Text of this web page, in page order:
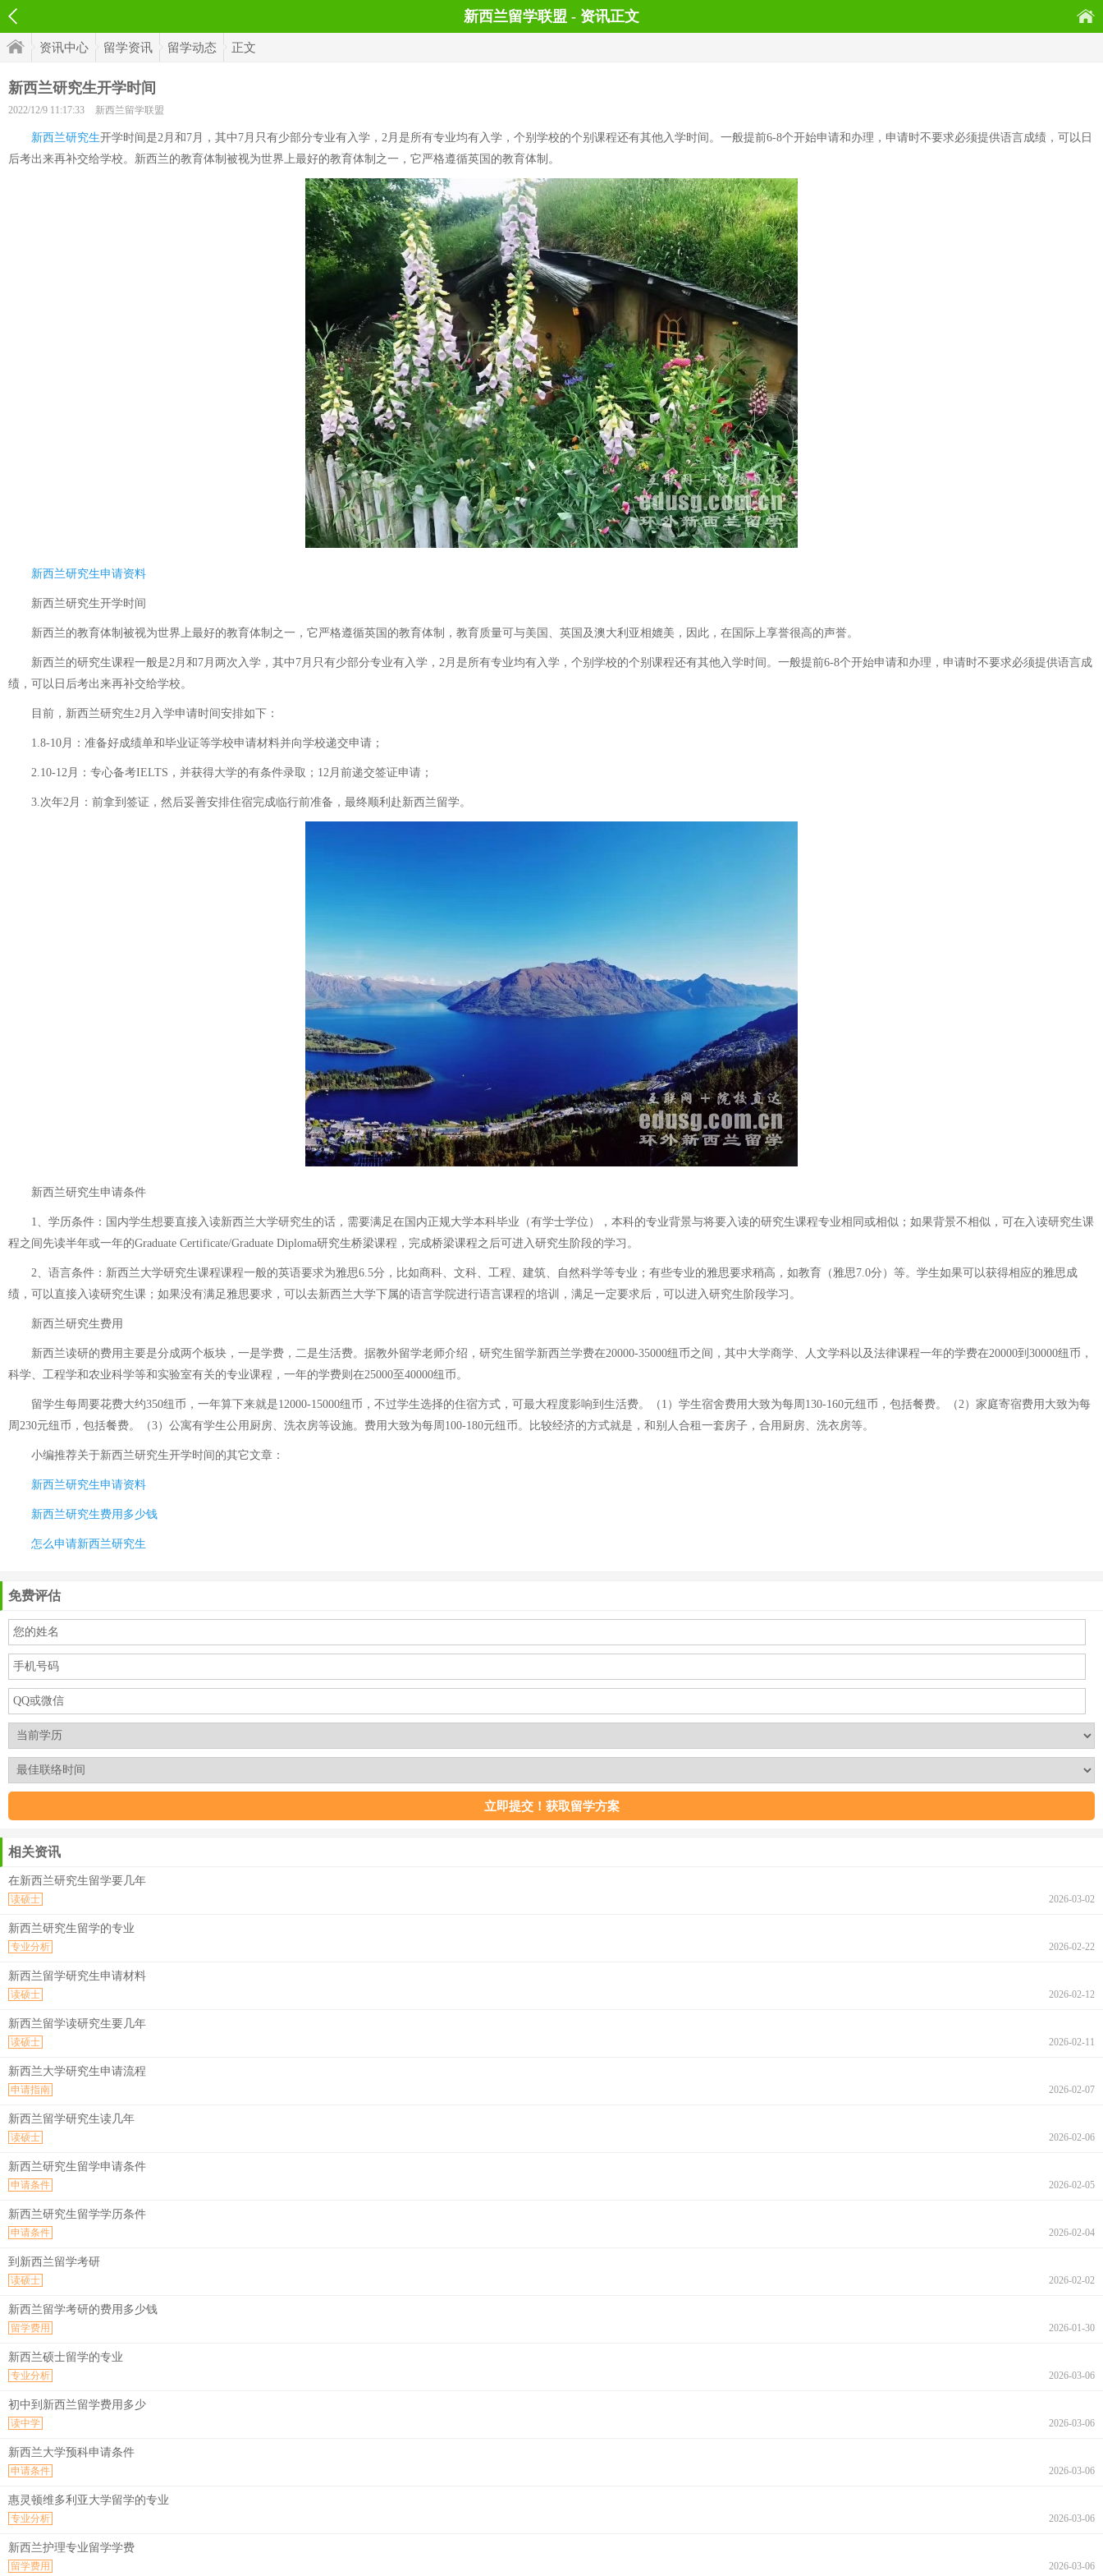
新西兰留学联盟 - 资讯正文
资讯中心 留学资讯 留学动态 正文
新西兰研究生开学时间
2022/12/9 11:17:33 新西兰留学联盟
新西兰研究生开学时间是2月和7月，其中7月只有少部分专业有入学，2月是所有专业均有入学，个别学校的个别课程还有其他入学时间。一般提前6-8个开始申请和办理，申请时不要求必须提供语言成绩，可以日
后考出来再补交给学校。新西兰的教育体制被视为世界上最好的教育体制之一，它严格遵循英国的教育体制。
新西兰研究生申请资料
新西兰研究生开学时间
新西兰的教育体制被视为世界上最好的教育体制之一，它严格遵循英国的教育体制，教育质量可与美国、英国及澳大利亚相媲美，因此，在国际上享誉很高的声誉。
新西兰的研究生课程一般是2月和7月两次入学，其中7月只有少部分专业有入学，2月是所有专业均有入学，个别学校的个别课程还有其他入学时间。一般提前6-8个开始申请和办理，申请时不要求必须提供语言成
绩，可以日后考出来再补交给学校。
目前，新西兰研究生2月入学申请时间安排如下：
1.8-10月：准备好成绩单和毕业证等学校申请材料并向学校递交申请；
2.10-12月：专心备考IELTS，并获得大学的有条件录取；12月前递交签证申请；
3.次年2月：前拿到签证，然后妥善安排住宿完成临行前准备，最终顺利赴新西兰留学。
新西兰研究生申请条件
1、学历条件：国内学生想要直接入读新西兰大学研究生的话，需要满足在国内正规大学本科毕业（有学士学位），本科的专业背景与将要入读的研究生课程专业相同或相似；如果背景不相似，可在入读研究生课
程之间先读半年或一年的Graduate Certificate/Graduate Diploma研究生桥梁课程，完成桥梁课程之后可进入研究生阶段的学习。
2、语言条件：新西兰大学研究生课程课程一般的英语要求为雅思6.5分，比如商科、文科、工程、建筑、自然科学等专业；有些专业的雅思要求稍高，如教育（雅思7.0分）等。学生如果可以获得相应的雅思成
绩，可以直接入读研究生课；如果没有满足雅思要求，可以去新西兰大学下属的语言学院进行语言课程的培训，满足一定要求后，可以进入研究生阶段学习。
新西兰研究生费用
新西兰读研的费用主要是分成两个板块，一是学费，二是生活费。据教外留学老师介绍，研究生留学新西兰学费在20000-35000纽币之间，其中大学商学、人文学科以及法律课程一年的学费在20000到30000纽币，
科学、工程学和农业科学等和实验室有关的专业课程，一年的学费则在25000至40000纽币。
留学生每周要花费大约350纽币，一年算下来就是12000-15000纽币，不过学生选择的住宿方式，可最大程度影响到生活费。（1）学生宿舍费用大致为每周130-160元纽币，包括餐费。（2）家庭寄宿费用大致为每
周230元纽币，包括餐费。（3）公寓有学生公用厨房、洗衣房等设施。费用大致为每周100-180元纽币。比较经济的方式就是，和别人合租一套房子，合用厨房、洗衣房等。
小编推荐关于新西兰研究生开学时间 的其它文章：
新西兰研究生申请资料
新西兰研究生费用多少钱
怎么申请新西兰研究生
免费评估
相关资讯
在新西兰研究生留学要几年
2026-03-02
读硕士
新西兰研究生留学的专业
2026-02-22
专业分析
新西兰留学研究生申请材料
2026-02-12
读硕士
新西兰留学读研究生要几年
2026-02-11
读硕士
新西兰大学研究生申请流程
2026-02-07
申请指南
新西兰留学研究生读几年
2026-02-06
读硕士
新西兰研究生留学申请条件
2026-02-05
申请条件
新西兰研究生留学学历条件
2026-02-04
申请条件
到新西兰留学考研
2026-02-02
读硕士
新西兰留学考研的费用多少钱
2026-01-30
留学费用
新西兰硕士留学的专业
2026-03-06
专业分析
初中到新西兰留学费用多少
2026-03-06
读中学
新西兰大学预科申请条件
2026-03-06
申请条件
惠灵顿维多利亚大学留学的专业
2026-03-06
专业分析
新西兰护理专业留学学费
2026-03-06
留学费用